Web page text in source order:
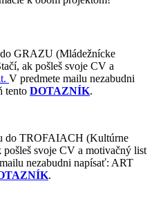
GRAZU (Mládežnícke
ak pošleš svoje CV a
V predmete mailu nezabudni
tento DOTAZNÍK.
do TROFAIACH (Kultúrne
svoje CV a motivačný list
nezabudni napísať: ART
.